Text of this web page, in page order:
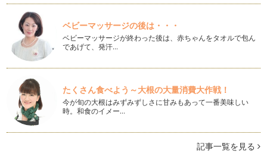
ほめ言葉は○○によって変えてみる ～ほめルール その②～
いよいよ年末が近づいてきました。 年末と言えば、そう、大
掃除！ 片付けがニ…
子どもをほめる時には○○なしで！ ～ほめルール その①～
撮りました。 …
「怒りスイッチ」はどこですか？
このところいろんなお母様とお話ししている中でよく出てきた
話に「怒ること」があります。 …
ベビーマッサージの後は・・・
ベビーマッサージが終わった後は、赤ちゃんをタオルで包ん
であげて、発汗…
たくさん食べよう～大根の大量消費大作戦！
今が旬の大根はみずみずしさに甘みもあって一番美味しい
時。和食のイメー…
記事一覧を見る